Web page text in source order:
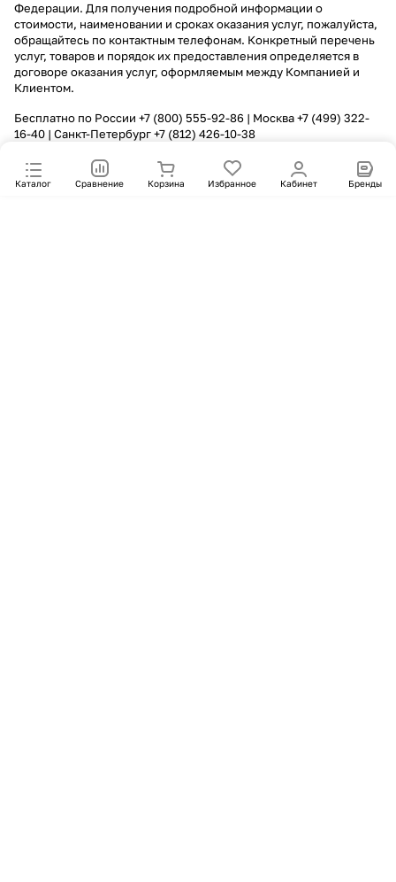
Каталог Сравнение Корзина Избранное Кабинет Бренды
Федерации. Для получения подробной информации о
стоимости, наименовании и сроках оказания услуг, пожалуйста,
обращайтесь по контактным телефонам. Конкретный перечень
услуг, товаров и порядок их предоставления определяется в
договоре оказания услуг, оформляемым между Компанией и
Клиентом.
Бесплатно по России +7 (800) 555-92-86 | Москва+7 (499) 322-
16-40 | Санкт-Петербург+7 (812) 426-10-38